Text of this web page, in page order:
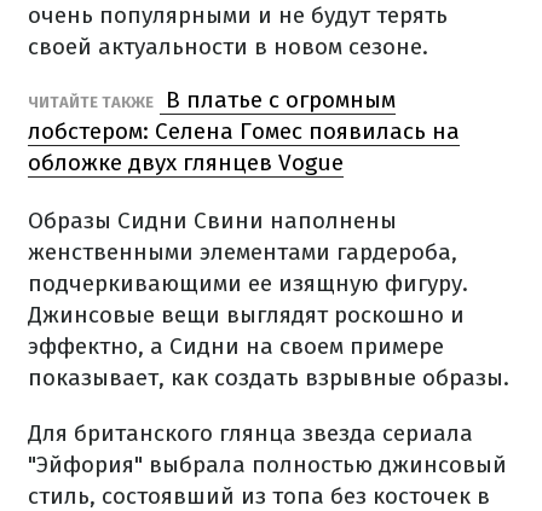
очень популярными и не будут терять
своей актуальности в новом сезоне.
ЧИТАЙТЕ ТАКЖЕ
В платье с огромным
лобстером: Селена Гомес появилась на
обложке двух глянцев Vogue
Образы Сидни Свини наполнены
женственными элементами гардероба,
подчеркивающими ее изящную фигуру.
Джинсовые вещи выглядят роскошно и
эффектно, а Сидни на своем примере
показывает, как создать взрывные образы.
Для британского глянца звезда сериала
"Эйфория" выбрала полностью джинсовый
стиль, состоявший из топа без косточек в